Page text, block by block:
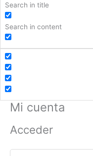
Search in title
Search in content
Mi cuenta
Acceder
Obligatorio